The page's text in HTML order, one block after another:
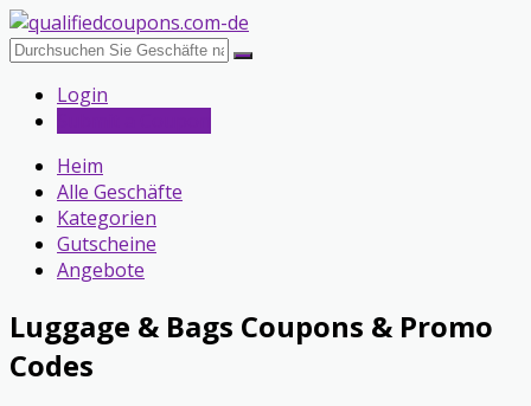
Login
Heim
Alle Geschäfte
Kategorien
Gutscheine
Angebote
Luggage & Bags Coupons & Promo
Codes